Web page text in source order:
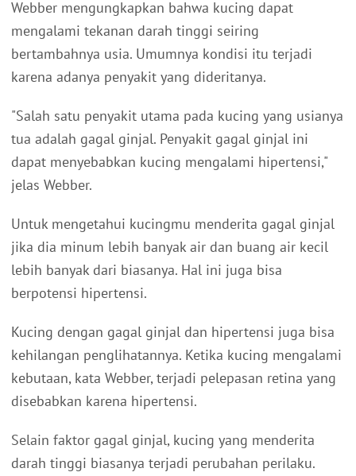
Webber mengungkapkan bahwa kucing dapat
mengalami tekanan darah tinggi seiring
bertambahnya usia. Umumnya kondisi itu terjadi
karena adanya penyakit yang dideritanya.
"Salah satu penyakit utama pada kucing yang usianya
tua adalah gagal ginjal. Penyakit gagal ginjal ini
dapat menyebabkan kucing mengalami hipertensi,"
jelas Webber.
Untuk mengetahui kucingmu menderita gagal ginjal
jika dia minum lebih banyak air dan buang air kecil
lebih banyak dari biasanya. Hal ini juga bisa
berpotensi hipertensi.
Kucing dengan gagal ginjal dan hipertensi juga bisa
kehilangan penglihatannya. Ketika kucing mengalami
kebutaan, kata Webber, terjadi pelepasan retina yang
disebabkan karena hipertensi.
Selain faktor gagal ginjal, kucing yang menderita
darah tinggi biasanya terjadi perubahan perilaku.